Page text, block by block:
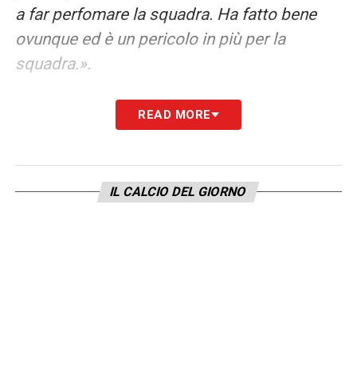
a far perfomare la squadra. Ha fatto bene
ovunque ed è un pericolo in più per la
squadra.».
GENNAIO ‘QUASI’ DECISIVO? –
lunedì ci permettere di vedere le altre partite
concetto che ti frega pensare che ci sono
partite che sembrano ‘facili’ o pensare che
READ MORE
IL CALCIO DEL GIORNO